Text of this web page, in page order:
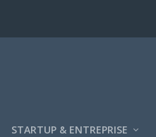
STARTUP & ENTREPRISE